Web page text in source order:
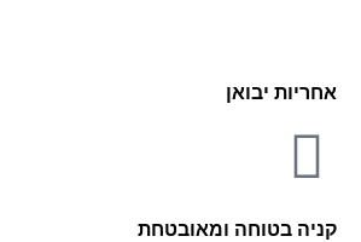
אחריות יבואן
קניה בטוחה ומאובטחת